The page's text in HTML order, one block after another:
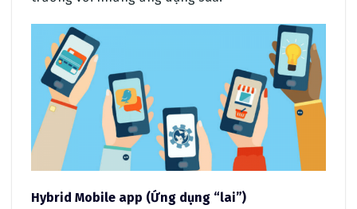
Hybrid Mobile app (Ứng dụng “lai”)